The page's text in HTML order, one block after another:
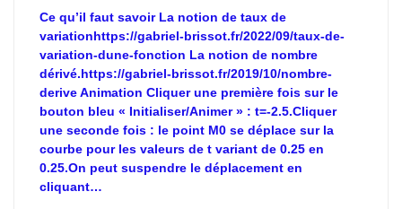
Ce qu’il faut savoir La notion de taux de
variationhttps://gabriel-brissot.fr/2022/09/taux-de-
variation-dune-fonction La notion de nombre
dérivé.https://gabriel-brissot.fr/2019/10/nombre-
derive Animation Cliquer une première fois sur le
bouton bleu « Initialiser/Animer » : t=-2.5.Cliquer
une seconde fois : le point M0 se déplace sur la
courbe pour les valeurs de t variant de 0.25 en
0.25.On peut suspendre le déplacement en
cliquant…